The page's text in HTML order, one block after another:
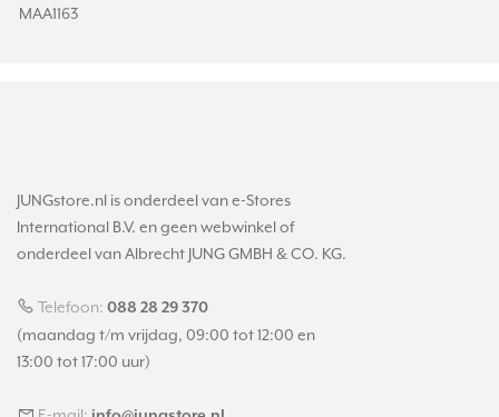
MAA1163
JUNGstore.nl is onderdeel van e-Stores
International B.V. en geen webwinkel of
onderdeel van Albrecht JUNG GMBH & CO. KG.
Telefoon: 088 28 29 370
(maandag t/m vrijdag, 09:00 tot 12:00 en
13:00 tot 17:00 uur)